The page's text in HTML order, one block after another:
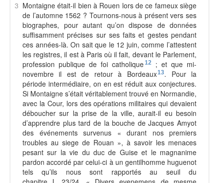
3 Montaigne était-il bien à Rouen lors de ce fameux siège
de l’automne 1562 ? Tournons-nous à présent vers ses
biographes, pour autant qu’on dispose de données
suffisamment précises sur ses faits et gestes pendant
ces années-là. On sait que le 12 juin, comme l’attestent
les registres, il est à Paris où il fait, devant le Parlement,
profession publique de foi catholique12; et que mi-
novembre il est de retour à Bordeaux13. Pour la
période intermédiaire, on en est réduit aux conjectures.
Si Montaigne s’était véritablement trouvé en Normandie,
avec la Cour, lors des opérations militaires qui devaient
déboucher sur la prise de la ville, aurait-il eu besoin
d’apprendre plus tard de la bouche de Jacques Amyot
des événements survenus « durant nos premiers
troubles au siege de Rouan », à savoir les menaces
pesant sur la vie du duc de Guise et le magnanime
pardon accordé par celui-ci à un gentilhomme huguenot
tels qu’ils nous sont rapportés au seuil du